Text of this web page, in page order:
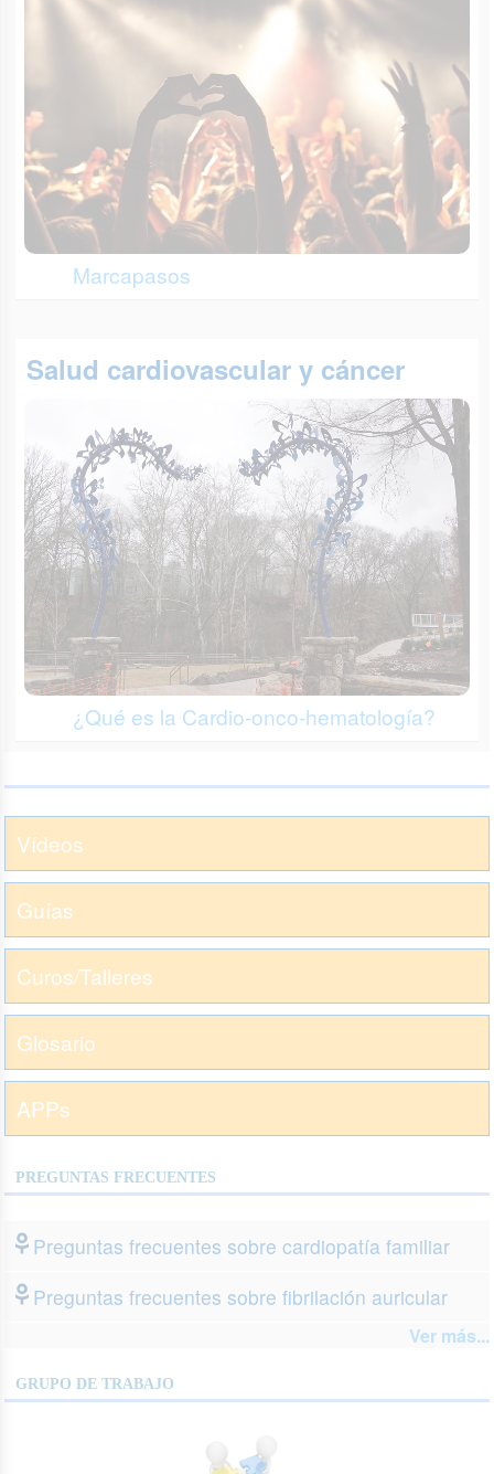
Marcapasos
Salud cardiovascular y cáncer
¿Qué es la Cardio-onco-hematología?
Vídeos
Guías
Curos/Talleres
Glosario
APPs
PREGUNTAS FRECUENTES
Preguntas frecuentes sobre cardiopatía familiar
Preguntas frecuentes sobre fibrilación auricular
Ver más...
GRUPO DE TRABAJO